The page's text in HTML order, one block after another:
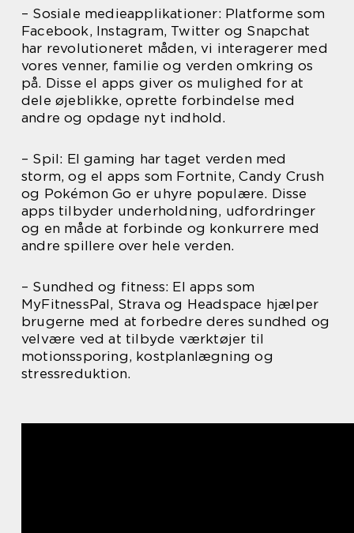
– Sosiale medieapplikationer: Platforme som
Facebook, Instagram, Twitter og Snapchat
har revolutioneret måden, vi interagerer med
vores venner, familie og verden omkring os
på. Disse el apps giver os mulighed for at
dele øjeblikke, oprette forbindelse med
andre og opdage nyt indhold.
– Spil: El gaming har taget verden med
storm, og el apps som Fortnite, Candy Crush
og Pokémon Go er uhyre populære. Disse
apps tilbyder underholdning, udfordringer
og en måde at forbinde og konkurrere med
andre spillere over hele verden.
– Sundhed og fitness: El apps som
MyFitnessPal, Strava og Headspace hjælper
brugerne med at forbedre deres sundhed og
velvære ved at tilbyde værktøjer til
motionssporing, kostplanlægning og
stressreduktion.